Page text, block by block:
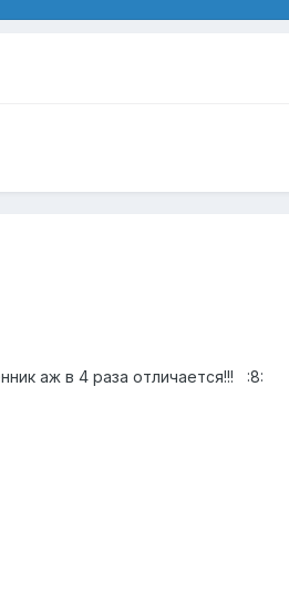
аж в 4 раза отличается!!! :8: